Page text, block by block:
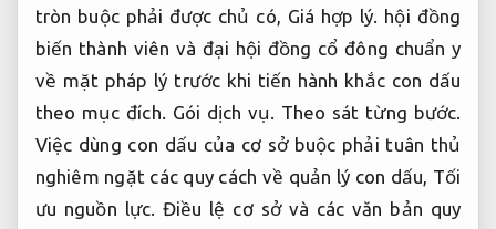
tròn buộc phải được chủ có, Giá hợp lý. hội đồng
biến thành viên và đại hội đồng cổ đông chuẩn y
về mặt pháp lý trước khi tiến hành khắc con dấu
theo mục đích. Gói dịch vụ. Theo sát từng bước.
Việc dùng con dấu của cơ sở buộc phải tuân thủ
nghiêm ngặt các quy cách về quản lý con dấu, Tối
ưu nguồn lực. Điều lệ cơ sở và các văn bản quy